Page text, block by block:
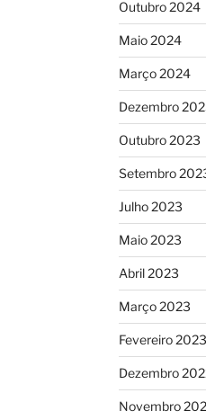
Outubro 2024
Maio 2024
Março 2024
Dezembro
Outubro 2023
Setembro
Julho 2023
Maio 2023
Abril 2023
Março 2023
Fevereiro 2023
Dezembro
Novembro